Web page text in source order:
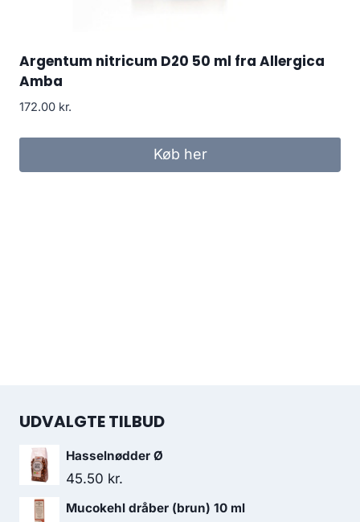
Argentum nitricum D20 50 ml fra Allergica
Amba
172.00 kr.
Køb her
UDVALGTE TILBUD
Hasselnødder Ø
45.50 kr.
Mucokehl dråber (brun) 10 ml